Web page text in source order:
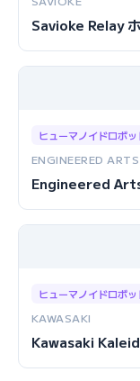
Savioke Relay
ヒューマノイドロボッ
ENGINEERED ARTS
Engineered
ヒューマノイドロボッ
KAWASAKI
Kawasaki